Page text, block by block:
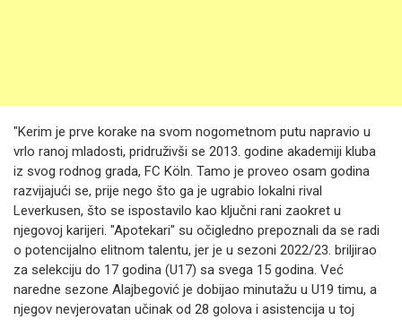
"Kerim je prve korake na svom nogometnom putu napravio u
vrlo ranoj mladosti, pridruživši se 2013. godine akademiji kluba
iz svog rodnog grada, FC Köln. Tamo je proveo osam godina
razvijajući se, prije nego što ga je ugrabio lokalni rival
Leverkusen, što se ispostavilo kao ključni rani zaokret u
njegovoj karijeri. "Apotekari" su očigledno prepoznali da se radi
o potencijalno elitnom talentu, jer je u sezoni 2022/23. briljirao
za selekciju do 17 godina (U17) sa svega 15 godina. Već
naredne sezone Alajbegović je dobijao minutažu u U19 timu, a
njegov nevjerovatan učinak od 28 golova i asistencija u toj